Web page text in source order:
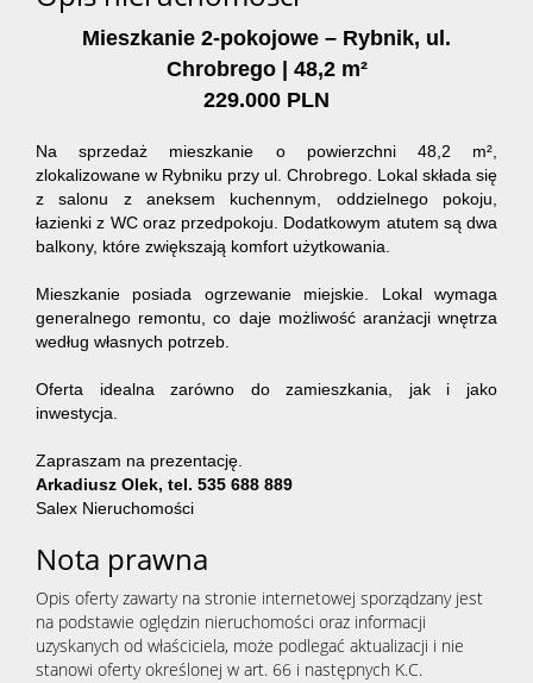
Mieszkanie 2-pokojowe – Rybnik, ul.
Chrobrego | 48,2 m²
229.000 PLN
Na sprzedaż mieszkanie o powierzchni 48,2 m²,
zlokalizowane w Rybniku przy ul. Chrobrego. Lokal składa się
z salonu z aneksem kuchennym, oddzielnego pokoju,
łazienki z WC oraz przedpokoju. Dodatkowym atutem są dwa
balkony, które zwiększają komfort użytkowania.
Mieszkanie posiada ogrzewanie miejskie. Lokal wymaga
generalnego remontu, co daje możliwość aranżacji wnętrza
według własnych potrzeb.
Oferta idealna zarówno do zamieszkania, jak i jako
inwestycja.
Zapraszam na prezentację.
Arkadiusz Olek, tel. 535 688 889
Salex Nieruchomości
Nota prawna
Opis oferty zawarty na stronie internetowej sporządzany jest
na podstawie oględzin nieruchomości oraz informacji
uzyskanych od właściciela, może podlegać aktualizacji i nie
stanowi oferty określonej w art. 66 i następnych K.C.